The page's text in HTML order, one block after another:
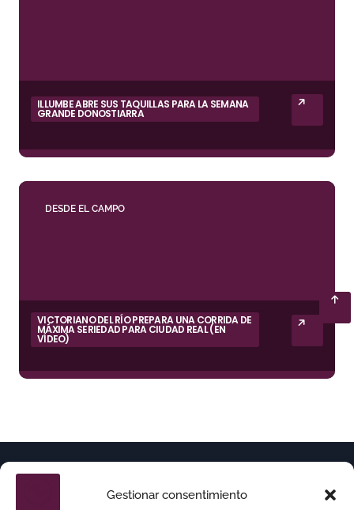
Gestionar consentimiento
ILLUMBE ABRE SUS TAQUILLAS PARA LA SEMANA
GRANDE DONOSTIARRA
DESDE EL CAMPO
VICTORIANO DEL RÍO PREPARA UNA CORRIDA DE
MÁXIMA SERIEDAD PARA CIUDAD REAL (EN
VÍDEO)